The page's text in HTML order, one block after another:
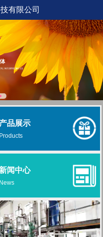
有限公司
产品展示
Products
新闻中心
News